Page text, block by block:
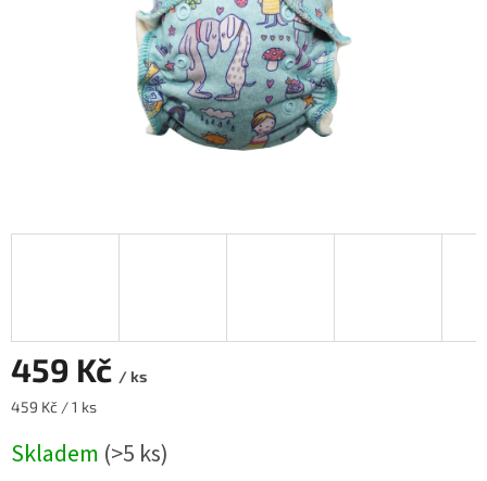
459 Kč / ks
Měrná
459 Kč / 1 ks
Skladem (>5 ks)